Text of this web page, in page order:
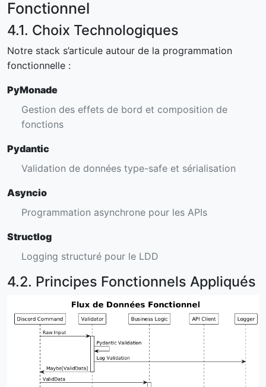
Fonctionnel
4.1. Choix Technologiques
Notre stack s’articule autour de la programmation
fonctionnelle :
PyMonade
Gestion des effets de bord et composition de
fonctions
Pydantic
Validation de données type-safe et sérialisation
Asyncio
Programmation asynchrone pour les APIs
Structlog
Logging structuré pour le LDD
4.2. Principes Fonctionnels Appliqués